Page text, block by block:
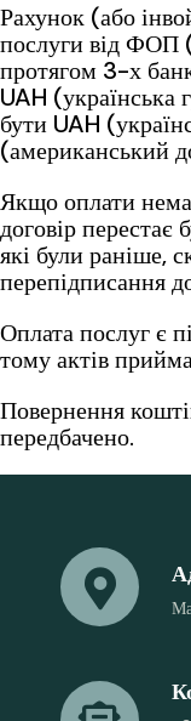
Рахунок (або
послуги від ФОП
протягом 3-х
UAH (українська
бути UAH
(американський
Якщо оплати
договір перестає
які були раніше,
перепідписання
Оплата послуг є
тому актів
Повернення
передбачено.